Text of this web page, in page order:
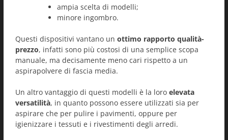
ampia scelta di modelli;
minore ingombro.
Questi dispositivi vantano un ottimo rapporto qualità-
prezzo, infatti sono più costosi di una semplice scopa
manuale, ma decisamente meno cari rispetto a un
aspirapolvere di fascia media.
Un altro vantaggio di questi modelli è la loro elevata
versatilità, in quanto possono essere utilizzati sia per
aspirare che per pulire i pavimenti, oppure per
igienizzare i tessuti e i rivestimenti degli arredi.